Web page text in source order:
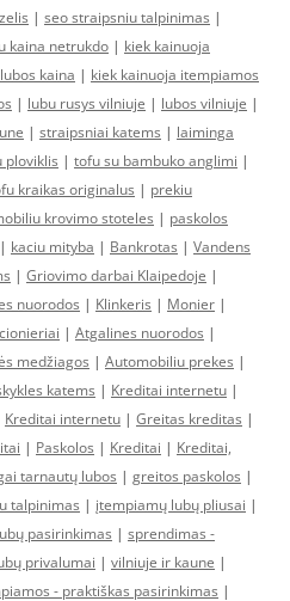
| seo straipsniu talpinimas |
kaina netrukdo | kiek kainuoja
kaina | kiek kainuoja itempiamos
| lubu rusys vilniuje | lubos vilniuje |
| straipsniai katems | laiminga
ploviklis | tofu su bambuko anglimi |
kraikas originalus | prekiu
krovimo stoteles | paskolos
| kaciu mityba | Bankrotas | Vandens
| Griovimo darbai Klaipedoje |
nuorodos | Klinkeris | Monier |
| Atgalines nuorodos |
medžiagos | Automobiliu prekes |
katems | Kreditai internetu |
Kreditai internetu | Greitas kreditas |
| Paskolos | Kreditai | Kreditai,
tarnautų lubos | greitos paskolos |
talpinimas | įtempiamų lubų pliusai |
pasirinkimas | sprendimas -
privalumai | vilniuje ir kaune |
- praktiškas pasirinkimas |